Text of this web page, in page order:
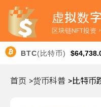
虚拟数
区块链NFT投资
BTC(比特币)
首页 >货币科普 >比特币